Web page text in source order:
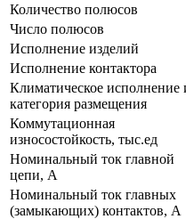
Количество полюсов
Число полюсов
Исполнение изделий
Исполнение контактора
Климатическое исполнение
категория размещения
Коммутационная
износостойкость, тыс.ед
Номинальный ток главной
цепи, А
Номинальный ток главных
(замыкающих) контактов, А